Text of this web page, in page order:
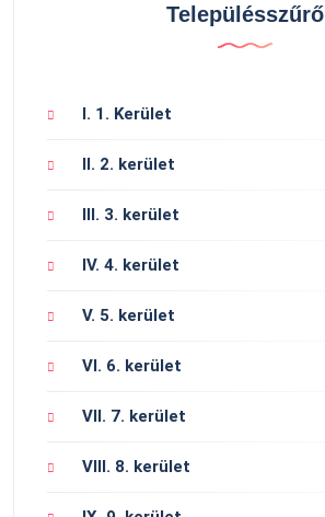
Településszűrő
I. 1. Kerület
II. 2. kerület
III. 3. kerület
IV. 4. kerület
V. 5. kerület
VI. 6. kerület
VII. 7. kerület
VIII. 8. kerület